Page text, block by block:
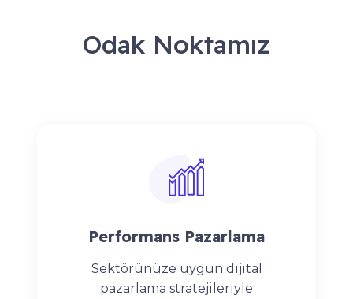
Odak Noktamız
Performans Pazarlama
Sektörünüze uygun dijital
pazarlama stratejileriyle